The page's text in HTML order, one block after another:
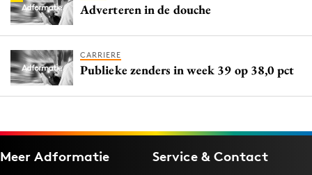
Adverteren in de douche
CARRIERE
Publieke zenders in week 39 op 38,0 pct
Meer Adformatie Service & Contact